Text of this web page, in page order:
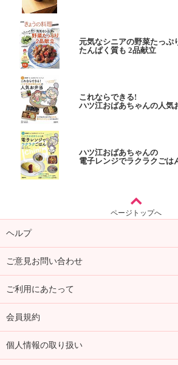
元気なシニアの野菜たっぷ
たんぱく質も 2品献立
これならできる!
ハツ江おばあちゃんの人気
ハツ江おばあちゃんの
電子レンジでラクラクごは
ページトップへ
ヘルプ
ご意見お問い合わせ
ご利用にあたって
会員規約
個人情報の取り扱い